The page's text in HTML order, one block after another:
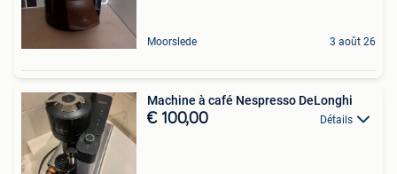
Moorslede 3 août 26
Machine à café Nespresso DeLonghi
€ 100,00 Détails